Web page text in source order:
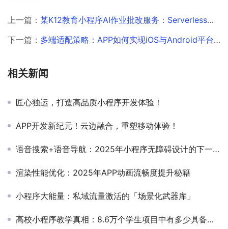
上一篇： 某K12教育小程序AI作业批改服务：Serverless架构下的降本增效实践
下一篇： 多端适配策略：APP如何实现iOS与Android平台的无缝衔接？
相关新闻
匠心独运，打造高品质小程序开发体验！
APP开发新纪元！云边融合，重塑移动体验！
语音搜索+语音导航：2025年小程序无障碍设计的下一站？
渲染性能优化：2025年APP动画流畅度提升秘籍
小程序大能量：私域流量激活的「场景化武器库」
高校小程序教学真相：8.6万个学生项目中有多少具备商用潜力？